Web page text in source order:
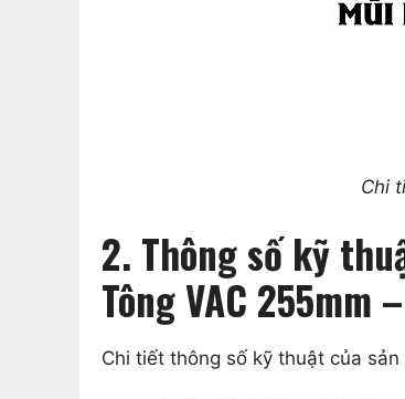
Chi
2. Thông số kỹ
Tông VAC 255mm
Chi tiết thông số kỹ thuật của sản